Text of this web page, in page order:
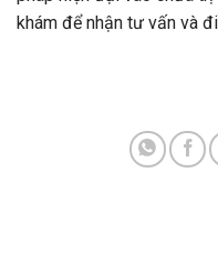
khám để nhận tư vấn và